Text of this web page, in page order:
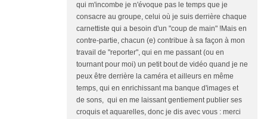
qui m'incombe je n'évoque pas le temps que je
consacre au groupe, celui où je suis derrière chaque
carnettiste qui a besoin d'un "coup de main" !Mais en
contre-partie, chacun (e) contribue à sa façon à mon
travail de "reporter", qui en me passant (ou en
tournant pour moi) un petit bout de vidéo quand je ne
peux être derrière la caméra et ailleurs en même
temps, qui en enrichissant ma banque d'images et
de sons, qui en me laissant gentiement publier ses
croquis et aquarelles, donc je dis avec vous : merci